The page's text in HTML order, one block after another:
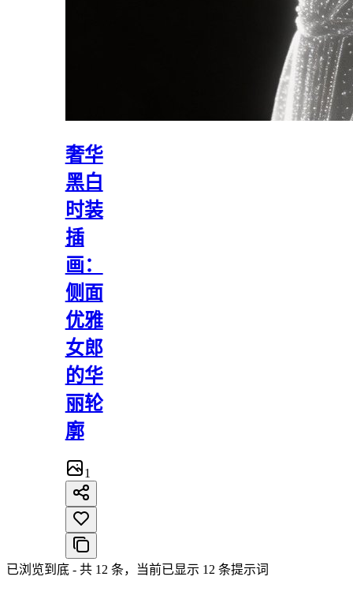
奢华
黑白
时装
插
画：
侧面
优雅
女郎
的华
丽轮
廓
1
已浏览到底 - 共 12 条，当前已显示 12 条提示词